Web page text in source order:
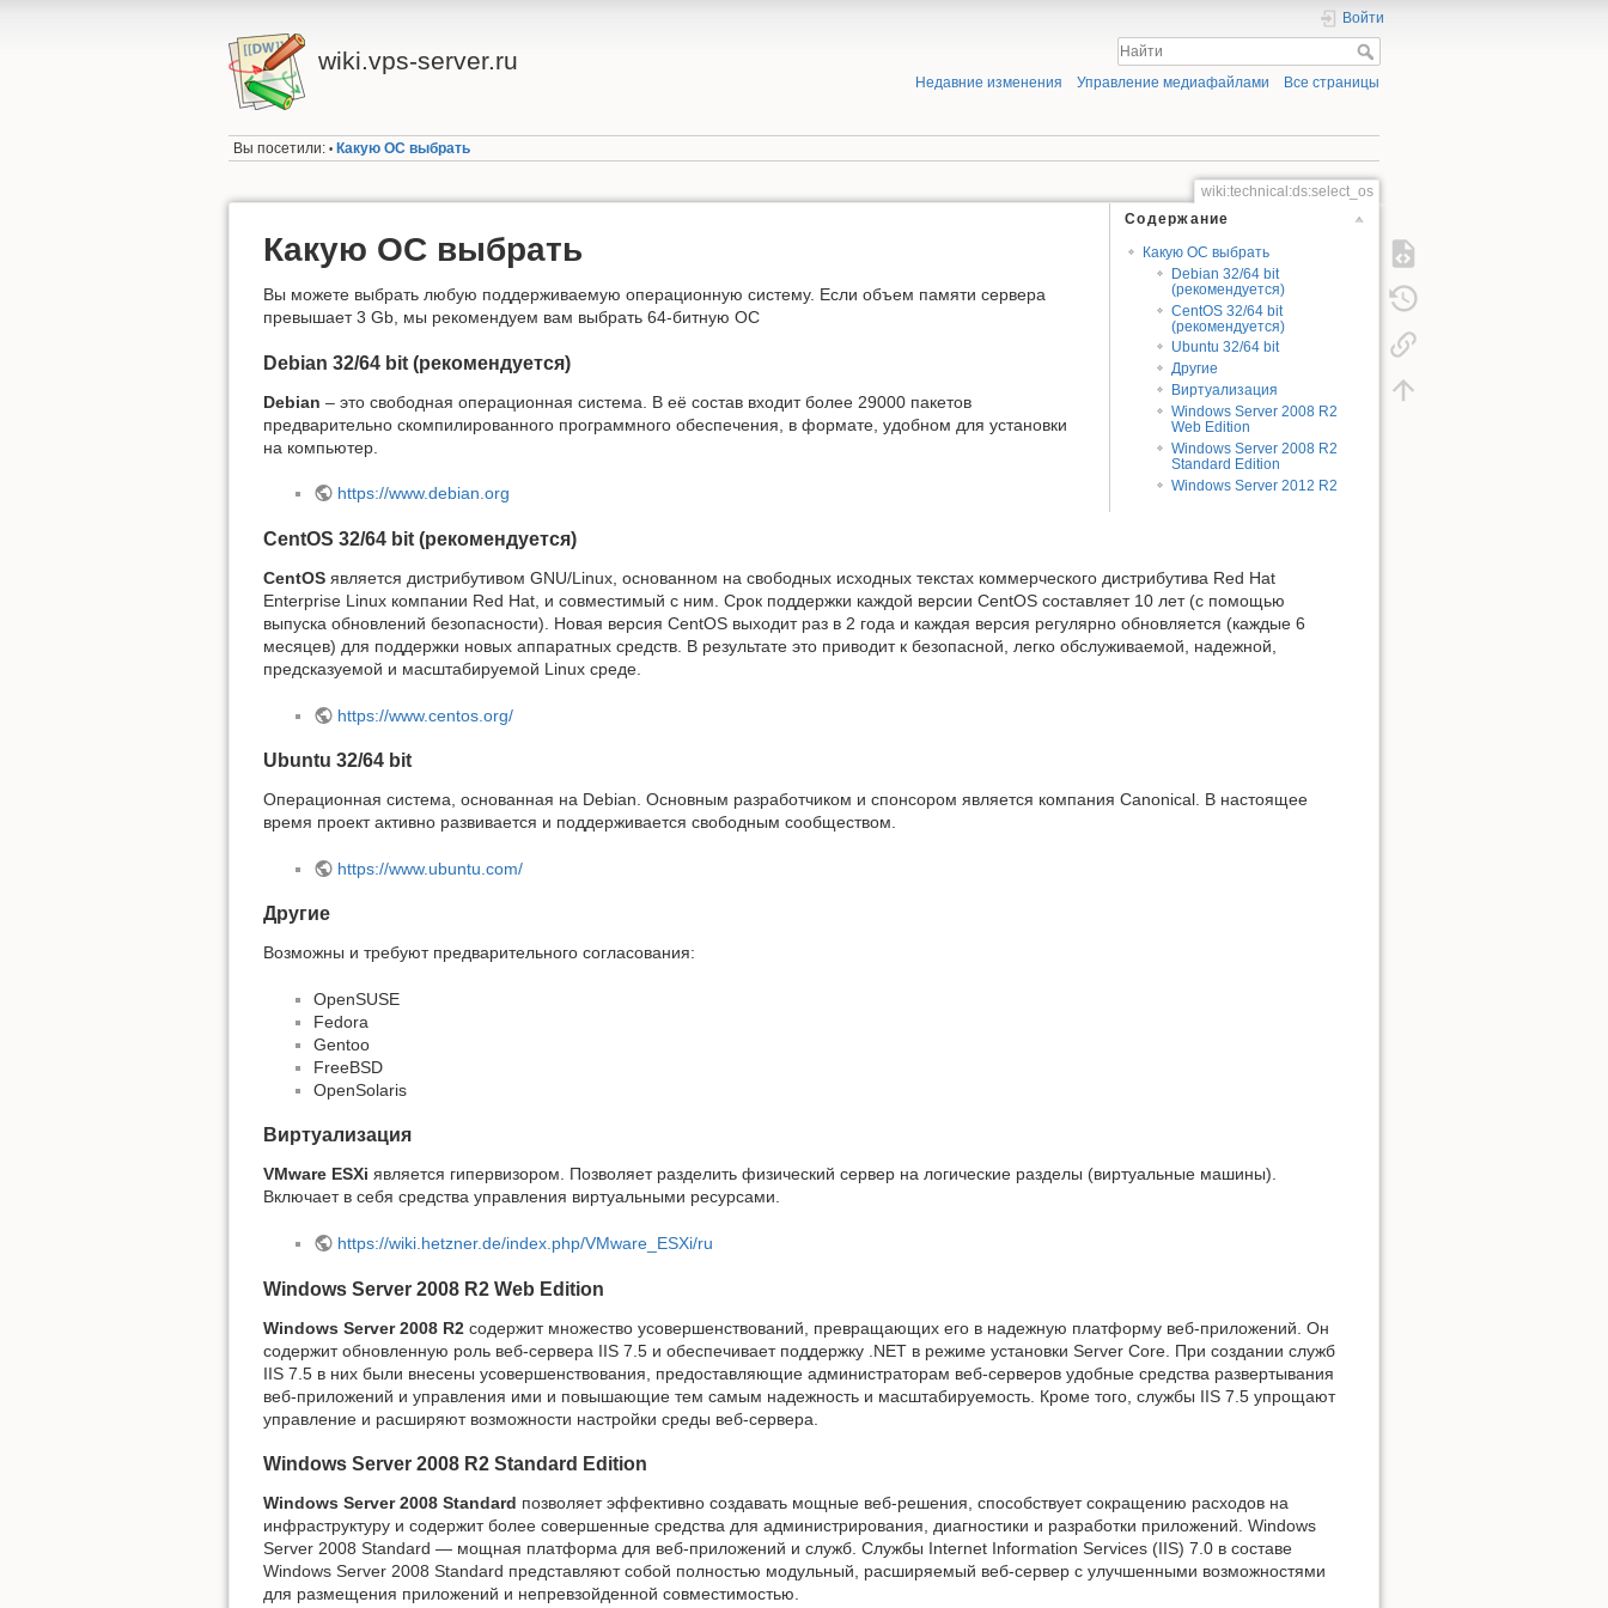
wiki.vps-server.ru
Войти
Недавние изменения Управление медиафайлами Все страницы
Вы посетили: • Какую ОС выбрать
wiki:technical:ds:select_os
Содержание
Какую ОС выбрать
Debian 32/64 bit
(рекомендуется)
CentOS 32/64 bit
(рекомендуется)
Ubuntu 32/64 bit
Другие
Виртуализация
Windows Server 2008 R2
Web Edition
Windows Server 2008 R2
Standard Edition
Windows Server 2012 R2
Какую ОС выбрать
Вы можете выбрать любую поддерживаемую операционную систему. Если объем памяти сервера
превышает 3 Gb, мы рекомендуем вам выбрать 64-битную ОС
Debian 32/64 bit (рекомендуется)
Debian – это свободная операционная система. В её состав входит более 29000 пакетов
предварительно скомпилированного программного обеспечения, в формате, удобном для установки
на компьютер.
https://www.debian.org
CentOS 32/64 bit (рекомендуется)
CentOS является дистрибутивом GNU/Linux, основанном на свободных исходных текстах коммерческого дистрибутива Red Hat
Enterprise Linux компании Red Hat, и совместимый с ним. Срок поддержки каждой версии CentOS составляет 10 лет (с помощью
выпуска обновлений безопасности). Новая версия CentOS выходит раз в 2 года и каждая версия регулярно обновляется (каждые 6
месяцев) для поддержки новых аппаратных средств. В результате это приводит к безопасной, легко обслуживаемой, надежной,
предсказуемой и масштабируемой Linux среде.
https://www.centos.org/
Ubuntu 32/64 bit
Операционная система, основанная на Debian. Основным разработчиком и спонсором является компания Canonical. В настоящее
время проект активно развивается и поддерживается свободным сообществом.
https://www.ubuntu.com/
Другие
Возможны и требуют предварительного согласования:
OpenSUSE
Fedora
Gentoo
FreeBSD
OpenSolaris
Виртуализация
VMware ESXi является гипервизором. Позволяет разделить физический сервер на логические разделы (виртуальные машины).
Включает в себя средства управления виртуальными ресурсами.
https://wiki.hetzner.de/index.php/VMware_ESXi/ru
Windows Server 2008 R2 Web Edition
Windows Server 2008 R2 содержит множество усовершенствований, превращающих его в надежную платформу веб-приложений. Он
содержит обновленную роль веб-сервера IIS 7.5 и обеспечивает поддержку .NET в режиме установки Server Core. При создании служб
IIS 7.5 в них были внесены усовершенствования, предоставляющие администраторам веб-серверов удобные средства развертывания
веб-приложений и управления ими и повышающие тем самым надежность и масштабируемость. Кроме того, службы IIS 7.5 упрощают
управление и расширяют возможности настройки среды веб-сервера.
Windows Server 2008 R2 Standard Edition
Windows Server 2008 Standard позволяет эффективно создавать мощные веб-решения, способствует сокращению расходов на
инфраструктуру и содержит более совершенные средства для администрирования, диагностики и разработки приложений. Windows
Server 2008 Standard — мощная платформа для веб-приложений и служб. Службы Internet Information Services (IIS) 7.0 в составе
Windows Server 2008 Standard представляют собой полностью модульный, расширяемый веб-сервер с улучшенными возможностями
для размещения приложений и непревзойденной совместимостью.